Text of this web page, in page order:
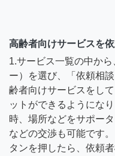
高齢者向けサービスを
1.サービス一覧の中か
ー）を選び、「依頼相
齢者向けサービスをし
ットができるようにな
時、場所などをサポー
などの交渉も可能です
タンを押したら、依頼